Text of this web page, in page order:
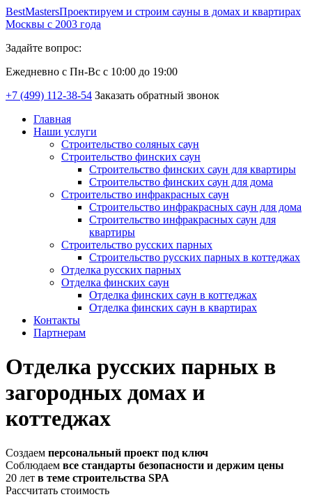
BestMastersПроектируем и строим сауны в домах и квартирах
Москвы с 2003 года
Задайте вопрос:
Ежедневно с Пн-Вс с 10:00 до 19:00
+7 (499) 112-38-54 Заказать обратный звонок
Главная
Наши услуги
Строительство соляных саун
Строительство финских саун
Строительство финских саун для квартиры
Строительство финских саун для дома
Строительство инфракрасных саун
Строительство инфракрасных саун для дома
Строительство инфракрасных саун для
квартиры
Строительство русских парных
Строительство русских парных в коттеджах
Отделка русских парных
Отделка финских саун
Отделка финских саун в коттеджах
Отделка финских саун в квартирах
Контакты
Партнерам
Отделка русских парных в
загородных домах и
коттеджах
Создаем персональный проект под ключ
Соблюдаем все стандарты безопасности и держим цены
20 лет в теме строительства SPA
Рассчитать стоимость